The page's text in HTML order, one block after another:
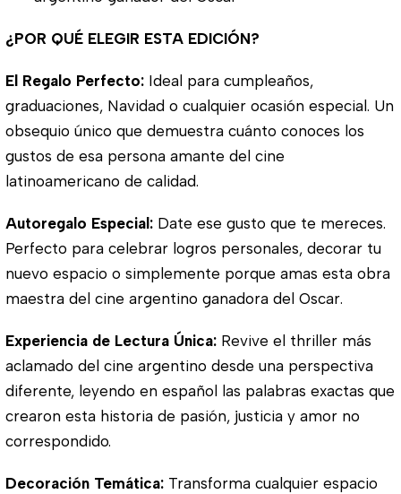
¿POR QUÉ ELEGIR ESTA EDICIÓN?
El Regalo Perfecto: Ideal para cumpleaños,
graduaciones, Navidad o cualquier ocasión especial. Un
obsequio único que demuestra cuánto conoces los
gustos de esa persona amante del cine
latinoamericano de calidad.
Autoregalo Especial: Date ese gusto que te mereces.
Perfecto para celebrar logros personales, decorar tu
nuevo espacio o simplemente porque amas esta obra
maestra del cine argentino ganadora del Oscar.
Experiencia de Lectura Única: Revive el thriller más
aclamado del cine argentino desde una perspectiva
diferente, leyendo en español las palabras exactas que
crearon esta historia de pasión, justicia y amor no
correspondido.
Decoración Temática: Transforma cualquier espacio